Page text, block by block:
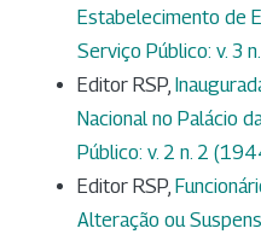
Estabelecimento de
Serviço Público: v. 3
Editor RSP,
Nacional no Palácio
Público: v. 2 n. 2
Editor RSP,
Alteração ou